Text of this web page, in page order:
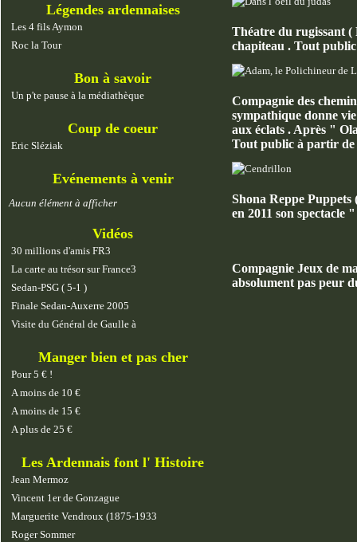
Légendes ardennaises
Les 4 fils Aymon
Roc la Tour
Bon à savoir
Un p'te pause à la médiathèque
Coup de coeur
Eric Sléziak
Evénements à venir
Aucun élément à afficher
Vidéos
30 millions d'amis FR3
La carte au trésor sur France3
Sedan-PSG ( 5-1 )
Finale Sedan-Auxerre 2005
Visite du Général de Gaulle à
Manger bien et pas cher
Pour 5 € !
A moins de 10 €
A moins de 15 €
A plus de 25 €
Les Ardennais font l' Histoire
Jean Mermoz
Vincent 1er de Gonzague
Marguerite Vendroux (1875-1933
Roger Sommer
Théatre du rugissant (
chapiteau . Tout
Compagnie des
sympathique donne
aux éclats . Après "
Tout public à partir de
Shona Reppe Puppets
en 2011 son
Compagnie Jeux de
absolument pas peur